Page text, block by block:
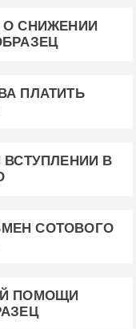
СНИЖЕНИИ
ПЛАТИТЬ
ВСТУПЛЕНИИ В
СОТОВОГО
ПОМОЩИ